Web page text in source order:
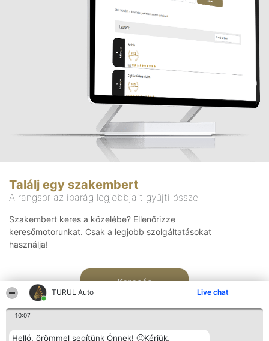
TURUL Auto Live chat
10:07
Helló, örömmel segítünk Önnek! 🙂Kérjük,
Találj egy szakembert
A rangsor az iparág legjobbjait gyűjti össze
Szakembert keres a közelébe? Ellenőrizze
keresőmotorunkat. Csak a legjobb szolgáltatásokat
használja!
Keresés